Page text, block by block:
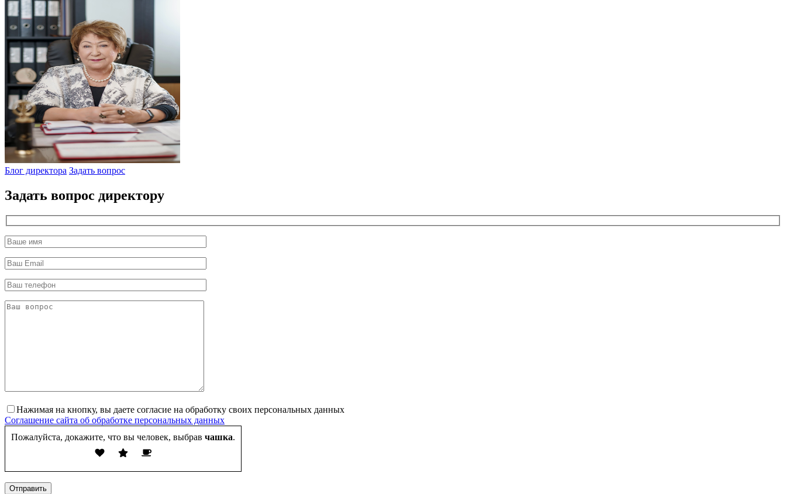
директор
Блог директора Задать вопрос
Задать вопрос директору
Нажимая на кнопку, вы даете согласие на обработку своих персональных данных
Соглашение сайта об обработке персональных данных
Пожалуйста, докажите, что вы человек, выбрав чашка.
Отправить